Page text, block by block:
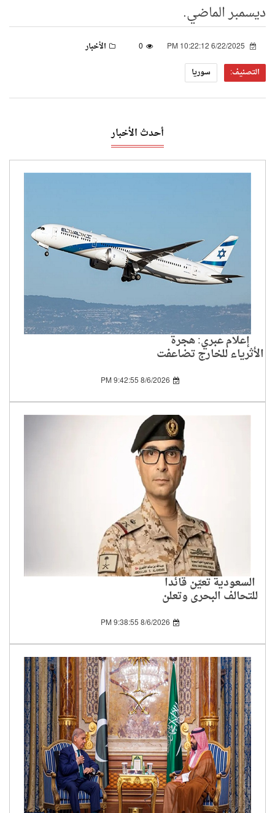
ديسمبر الماضي.
0
الأخبار
التصنيف:
سوريا
أحدث الأخبار
إعلام عبري: هجرة
الأثرياء للخارج تضاعفت
8/6/2026 9:42:55 PM
السعودية تعيّن قائدا
للتحالف البحري وتعلن
8/6/2026 9:38:55 PM